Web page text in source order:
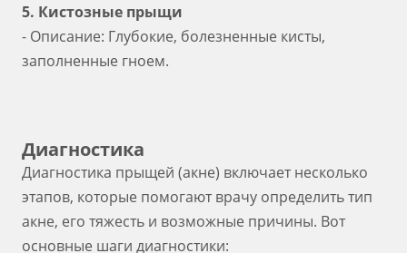
5. Кистозные прыщи
- Описание: Глубокие, болезненные кисты,
заполненные гноем.
Диагностика
Диагностика прыщей (акне) включает несколько
этапов, которые помогают врачу определить тип
акне, его тяжесть и возможные причины. Вот
основные шаги диагностики: